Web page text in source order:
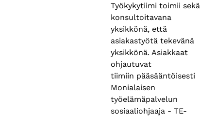
Työkykytiimi toimii sekä
konsultoitavana
yksikkönä, että
asiakastyötä tekevänä
yksikkönä. Asiakkaat
ohjautuvat
tiimiin pääsääntöisesti
Monialaisen
työelämäpalvelun
sosiaaliohjaaja - TE-